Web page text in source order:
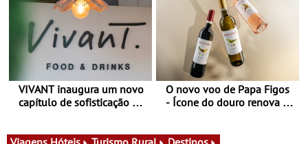
VIVANT inaugura um novo
capítulo de sofisticação no
na Quinta do Lago com
O novo voo de Papa Figos
- Ícone do douro renova a
líder